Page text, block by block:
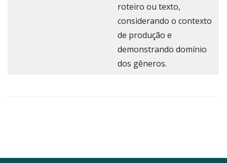
roteiro ou texto,
considerando o contexto
de produção e
demonstrando domínio
dos gêneros.